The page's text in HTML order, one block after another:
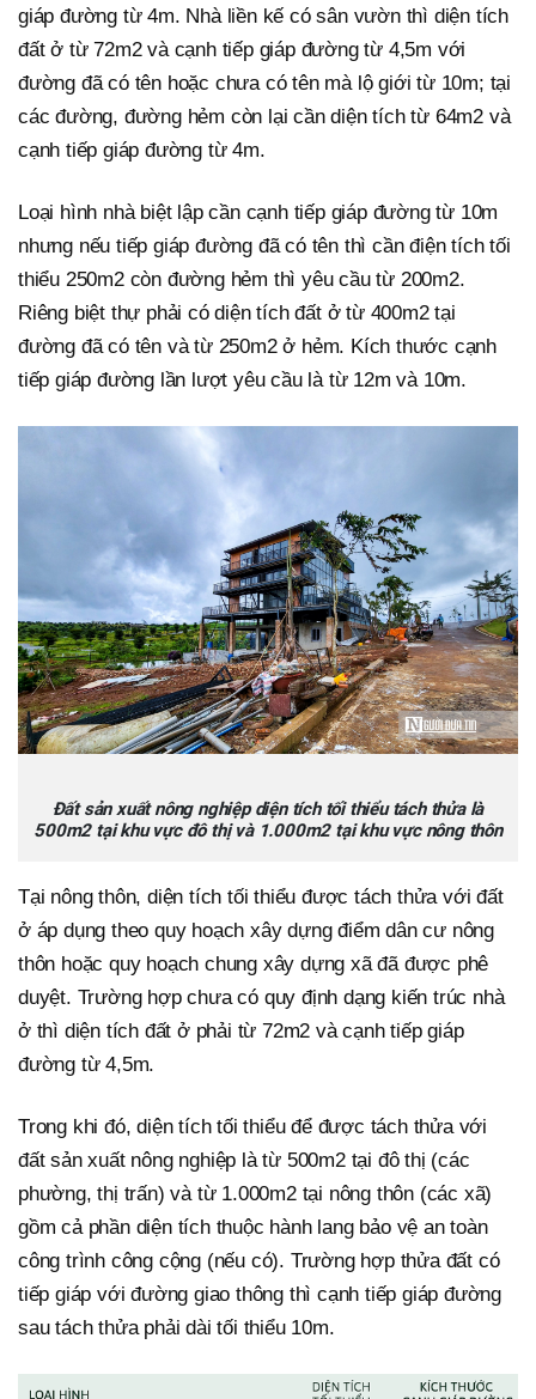
giáp đường từ 4m. Nhà liền kế có sân vườn thì diện tích
đất ở từ 72m2 và cạnh tiếp giáp đường từ 4,5m với
đường đã có tên hoặc chưa có tên mà lộ giới từ 10m; tại
các đường, đường hẻm còn lại cần diện tích từ 64m2 và
cạnh tiếp giáp đường từ 4m.
Loại hình nhà biệt lập cần cạnh tiếp giáp đường từ 10m
nhưng nếu tiếp giáp đường đã có tên thì cần điện tích tối
thiểu 250m2 còn đường hẻm thì yêu cầu từ 200m2.
Riêng biệt thự phải có diện tích đất ở từ 400m2 tại
đường đã có tên và từ 250m2 ở hẻm. Kích thước cạnh
tiếp giáp đường lần lượt yêu cầu là từ 12m và 10m.
Đất sản xuất nông nghiệp diện tích tối thiểu tách thửa là
500m2 tại khu vực đô thị và 1.000m2 tại khu vực nông thôn
Tại nông thôn, diện tích tối thiểu được tách thửa với đất
ở áp dụng theo quy hoạch xây dựng điểm dân cư nông
thôn hoặc quy hoạch chung xây dựng xã đã được phê
duyệt. Trường hợp chưa có quy định dạng kiến trúc nhà
ở thì diện tích đất ở phải từ 72m2 và cạnh tiếp giáp
đường từ 4,5m.
Trong khi đó, diện tích tối thiểu để được tách thửa với
đất sản xuất nông nghiệp là từ 500m2 tại đô thị (các
phường, thị trấn) và từ 1.000m2 tại nông thôn (các xã)
gồm cả phần diện tích thuộc hành lang bảo vệ an toàn
công trình công cộng (nếu có). Trường hợp thửa đất có
tiếp giáp với đường giao thông thì cạnh tiếp giáp đường
sau tách thửa phải dài tối thiểu 10m.